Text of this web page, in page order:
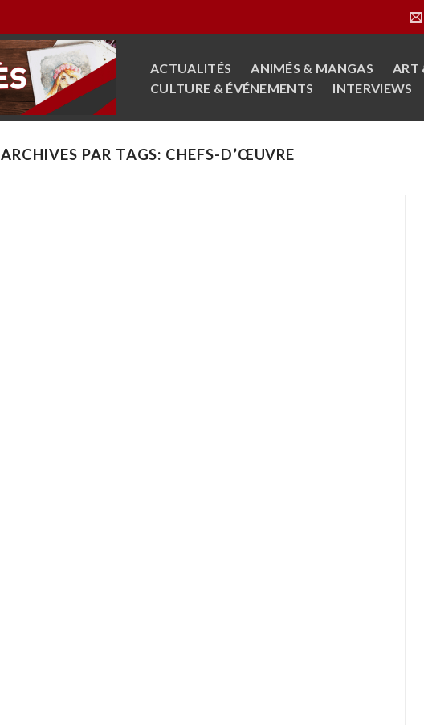
ACTUALITÉS ANIMÉS & MANGAS
ART
CULTURE & ÉVÉNEMENTS
INTERVIEWS
ARCHIVES PAR TAGS: CHEFS-D’ŒUVRE